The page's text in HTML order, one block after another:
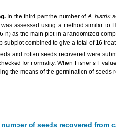
In the third part the number of A. histrix
assessed using a method similar to
h) as the main plot in a randomized
subplot combined to give a total of 16
and rotten seeds recovered were
for normality. When Fisher’s F
the means of the germination of
of seeds recovered from